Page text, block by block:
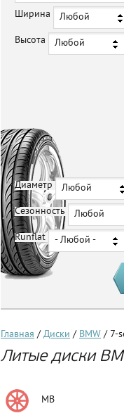
Ширина Любой
Высота Любой
Диаметр Любой
Сезонность Любой
Runflat - Любой -
Главная / Диски / BMW / 7-
Литые диски
MB